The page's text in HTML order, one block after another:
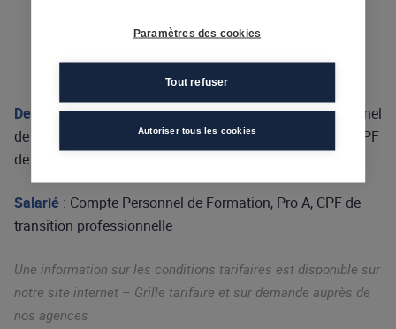
Financement
Demandeur d’emploi :Conseil Régional, Compte Personnel
de Formation, Contrat de sécurisation Professionnelle, CPF
de transition professionnelle, Aides individuelles…
Salarié : Compte Personnel de Formation, Pro A, CPF de
transition professionnelle
Une information sur les conditions tarifaires est disponible sur
notre site internet – Grille tarifaire et sur demande auprès de
nos agences
Paramètres des cookies
Tout refuser
Autoriser tous les cookies